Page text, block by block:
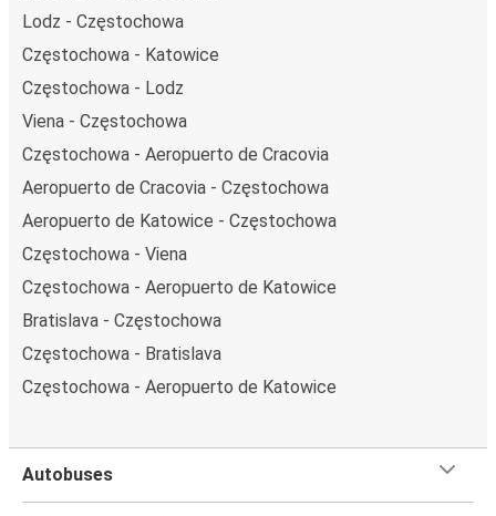
Lodz - Częstochowa
Częstochowa - Katowice
Częstochowa - Lodz
Viena - Częstochowa
Częstochowa - Aeropuerto de Cracovia
Aeropuerto de Cracovia - Częstochowa
Aeropuerto de Katowice - Częstochowa
Częstochowa - Viena
Częstochowa - Aeropuerto de Katowice
Bratislava - Częstochowa
Częstochowa - Bratislava
Częstochowa - Aeropuerto de Katowice
Autobuses